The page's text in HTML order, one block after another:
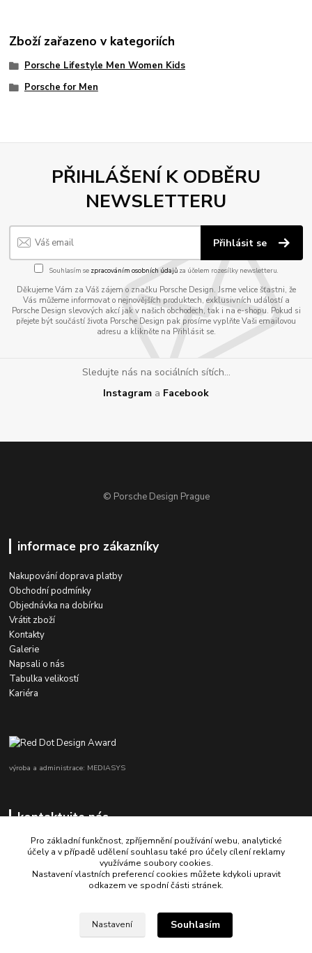
Zboží zařazeno v kategoriích
Porsche Lifestyle Men Women Kids
Porsche for Men
PŘIHLÁŠENÍ K ODBĚRU
NEWSLETTERU
Přihlásit se
Souhlasím se zpracováním osobních údajůza účelem rozesílky newsletteru.
Děkujeme Vám za Váš zájem o značku Porsche Design. Jsme velice šťastni, že
Vás můžeme informovat o nejnovějších produktech, exklusivních událostí a
Porsche Design slevových akcí jak v našich obchodech, tak i na e-shopu. Pokud si
přejete být součástí života Porsche Design pak prosíme vyplňte Vaši emailovou
adresu a klikněte na Přihlásit se.
Sledujte nás na sociálních sítích...
Instagram a Facebook
© Porsche Design Prague
informace pro zákazníky
Nakupování doprava platby
Obchodní podmínky
Objednávka na dobírku
Vrátit zboží
Kontakty
Galerie
Napsali o nás
Tabulka velikostí
Kariéra
výroba a administrace: MEDIASYS
kontaktujte nás
+420 725 347 646
Pro základní funkčnost, zpříjemnění používání webu, analytické
účely a v případě udělení souhlasu také pro účely cílení reklamy
využíváme soubory cookies.
Nastavení vlastních preferencí cookies můžete kdykoli upravit
odkazem ve spodní části stránek.
Nastavení Souhlasím